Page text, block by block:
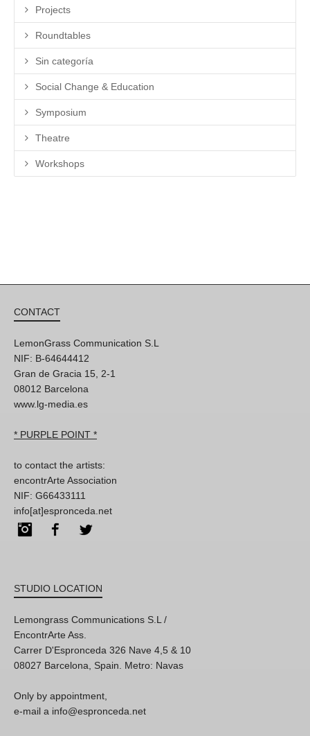
Projects
Roundtables
Sin categoría
Social Change & Education
Symposium
Theatre
Workshops
CONTACT
LemonGrass Communication S.L
NIF: B-64644412
Gran de Gracia 15, 2-1
08012 Barcelona
www.lg-media.es
* PURPLE POINT *
to contact the artists:
encontrArte Association
NIF: G66433111
info[at]espronceda.net
InstagramFacebook
STUDIO LOCATION
Lemongrass Communications S.L /
EncontrArte Ass.
Carrer D'Espronceda 326 Nave 4,5 & 10
08027 Barcelona, Spain. Metro: Navas
Only by appointment,
e-mail a info@espronceda.net